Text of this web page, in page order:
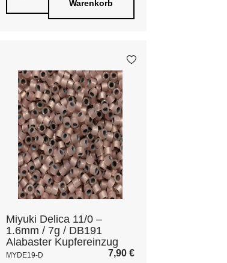
Warenkorb
Miyuki Delica 11/0 –
1.6mm / 7g / DB191
Alabaster Kupfereinzug
MYDE19-D 7,90 €